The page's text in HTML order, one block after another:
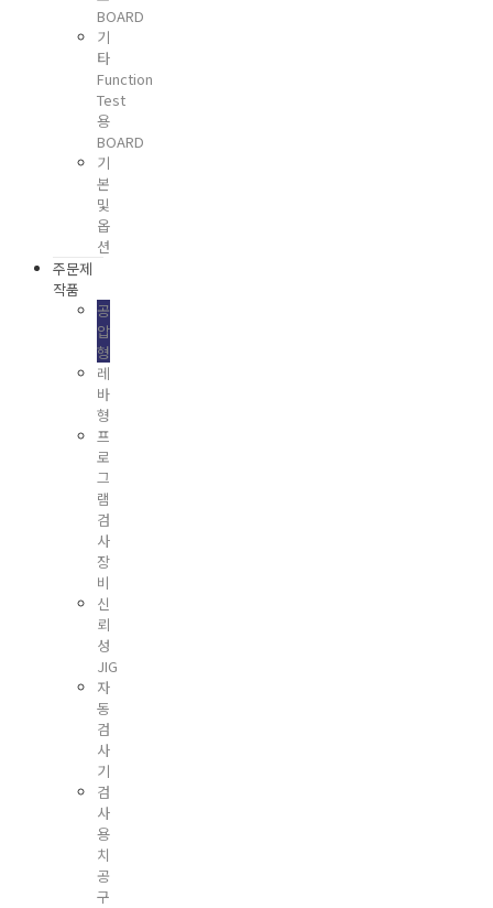
BOARD
기
타
Function
Test
용
BOARD
기
본
및
옵
션
주문제
작품
공
압
형
레
바
형
프
로
그
램
검
사
장
비
신
뢰
성
JIG
자
동
검
사
기
검
사
용
치
공
구